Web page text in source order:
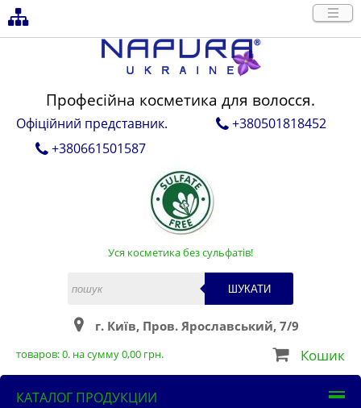
Професійна косметика для волосся.
Офіційний представник.
+380501818452
+380661501587
Уся косметика без сульфатів!
ШУКАТИ
г. Київ, Пров. Ярославський, 7/9
товаров:0. на сумму0,00 грн. Кошик
КАТАЛОГ ПРОДУКЦИИ